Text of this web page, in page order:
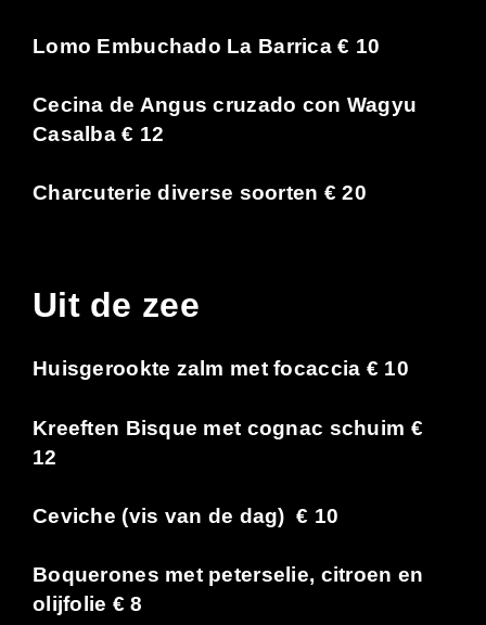
Lomo Embuchado La Barrica € 10
Cecina de Angus cruzado con Wagyu
Casalba € 12
Charcuterie diverse soorten € 20
Uit de zee
Huisgerookte zalm met focaccia € 10
Kreeften Bisque met cognac schuim €
12
Ceviche (vis van de dag) € 10
Boquerones met peterselie, citroen en
olijfolie € 8